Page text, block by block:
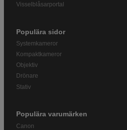
Visselblåsarportal
Populära sidor
Systemkameror
Kompaktkameror
Objektiv
Drönare
Stativ
Populära varumärken
Canon